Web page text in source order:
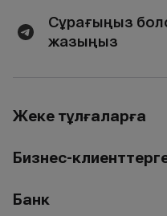
Сұрағыңыз
жазыңыз
Жеке тұлғаларға
Бизнес-
Банк